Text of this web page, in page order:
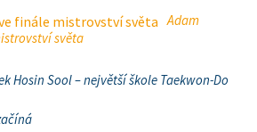
Adam
světa
Hosin Sool – největší škole Taekwon-Do